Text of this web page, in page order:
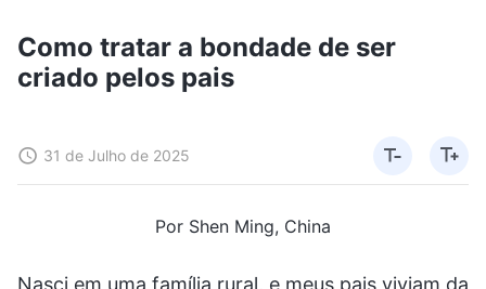
Como tratar a bondade de ser
criado pelos pais
31 de Julho de 2025
Por Shen Ming, China
Nasci em uma família rural, e meus pais viviam da